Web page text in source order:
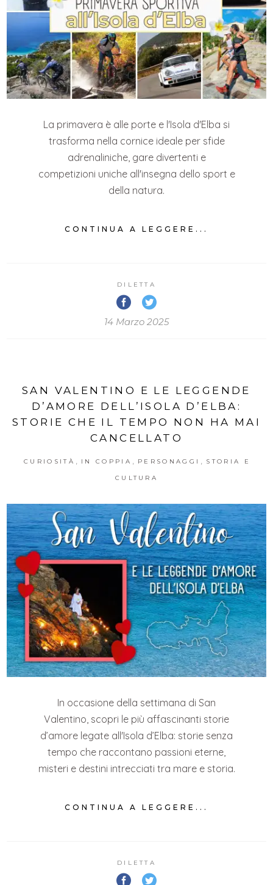
La primavera è alle porte e l'Isola d'Elba si
trasforma nella cornice ideale per sfide
adrenaliniche, gare divertenti e
competizioni uniche all'insegna dello sport e
della natura.
CONTINUA A LEGGERE...
DILETTA
14 Marzo 2025
SAN VALENTINO E LE LEGGENDE
D’AMORE DELL’ISOLA D’ELBA:
STORIE CHE IL TEMPO NON HA MAI
CANCELLATO
CURIOSITÀ IN COPPIA PERSONAGGI STORIA E
CULTURA
In occasione della settimana di San
Valentino, scopri le più affascinanti storie
d’amore legate all'Isola d’Elba: storie senza
tempo che raccontano passioni eterne,
misteri e destini intrecciati tra mare e storia.
CONTINUA A LEGGERE...
DILETTA